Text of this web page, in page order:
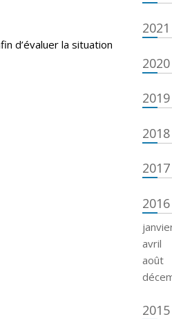
d’évaluer la situation
2021
2020
2019
2018
2017
2016
avril
août
2015